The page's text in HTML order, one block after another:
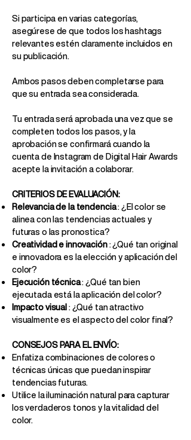
Si participa en varias categorías,
asegúrese de que todos los hashtags
relevantes estén claramente incluidos en
su publicación.
Ambos pasos deben completarse para
que su entrada sea considerada.
Tu entrada será aprobada una vez que se
completen todos los pasos, y la
aprobación se confirmará cuando la
cuenta de Instagram de Digital Hair Awards
acepte la invitación a colaborar.
CRITERIOS DE EVALUACIÓN:
Relevancia de la tendencia: ¿El color se
alinea con las tendencias actuales y
futuras o las pronostica?
Creatividad e innovación: ¿Qué tan original
e innovadora es la elección y aplicación del
color?
Ejecución técnica: ¿Qué tan bien
ejecutada está la aplicación del color?
Impacto visual: ¿Qué tan atractivo
visualmente es el aspecto del color final?
CONSEJOS PARA EL ENVÍO:
Enfatiza combinaciones de colores o
técnicas únicas que puedan inspirar
tendencias futuras.
Utilice la iluminación natural para capturar
los verdaderos tonos y la vitalidad del
color.